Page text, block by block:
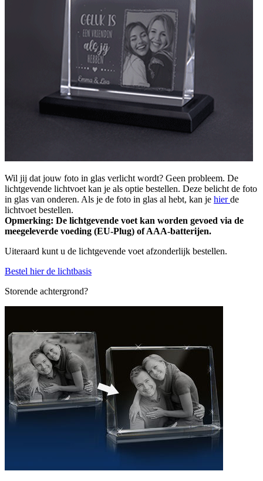
Wil jij dat jouw foto in glas verlicht wordt? Geen probleem. De
lichtgevende lichtvoet kan je als optie bestellen. Deze belicht de foto
in glas van onderen. Als je de foto in glas al hebt, kan je hierde
lichtvoet bestellen.
Opmerking: De lichtgevende voet kan worden gevoed via de
meegeleverde voeding (EU-Plug) of AAA-batterijen.
Uiteraard kunt u de lichtgevende voet afzonderlijk bestellen.
Bestel hier de lichtbasis
Storende achtergrond?